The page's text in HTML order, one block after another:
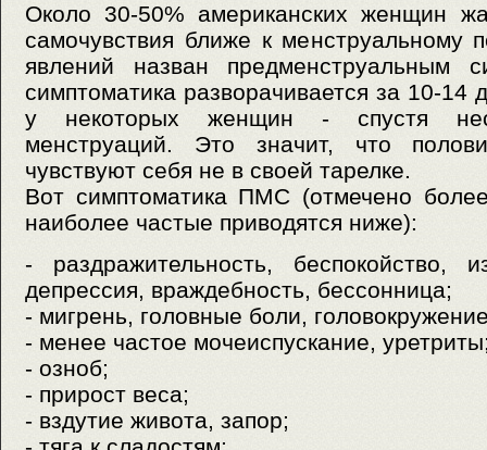
Около 30-50% американских женщин
самочувствия ближе к менструальному
явлений назван предменструальным
симптоматика разворачивается за 10-14
у некоторых женщин - спустя
менструаций. Это значит, что
чувствуют себя не в своей тарелке.
Вот симптоматика ПМС (отмечено
наиболее частые приводятся ниже):
- раздражительность, беспокойство,
депрессия, враждебность, бессонница;
- мигрень, головные боли,
- менее частое мочеиспускание,
- озноб;
- прирост веса;
- вздутие живота, запор;